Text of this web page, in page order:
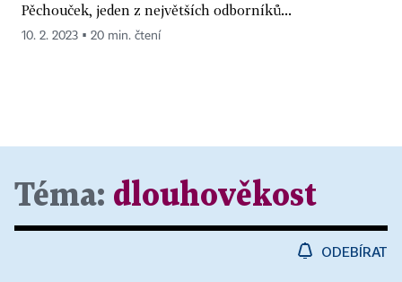
Pěchouček, jeden z největších odborníků...
10. 2. 2023 ▪ 20 min. čtení
Téma: dlouhověkost
ODEBÍRAT